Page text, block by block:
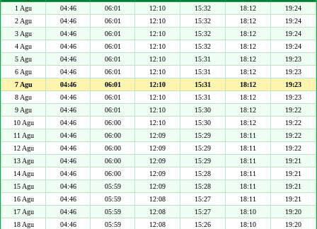
1 Agu
04:46 06:01 12:10 15:32 18:12
19:24
2 Agu
04:46 06:01 12:10 15:32 18:12
19:24
3 Agu
04:46 06:01 12:10 15:32 18:12
19:24
4 Agu
04:46 06:01 12:10 15:32 18:12
19:24
5 Agu
04:46 06:01 12:10 15:31 18:12
19:23
6 Agu
04:46 06:01 12:10 15:31 18:12
19:23
7 Agu
04:46 06:01 12:10 15:31 18:12
19:23
8 Agu
04:46 06:01 12:10 15:31 18:12
19:23
9 Agu
04:46 06:01 12:10 15:30 18:12
19:22
10 Agu
04:46 06:00 12:10 15:30 18:12
19:22
11 Agu
04:46 06:00 12:09 15:29 18:11
19:22
12 Agu
04:46 06:00 12:09 15:29 18:11
19:22
13 Agu
04:46 06:00 12:09 15:29 18:11
19:21
14 Agu
04:46 06:00 12:09 15:28 18:11
19:21
15 Agu
04:46 05:59 12:09 15:28 18:11
19:21
16 Agu
04:46 05:59 12:08 15:27 18:11
19:21
17 Agu
04:46 05:59 12:08 15:27 18:10
19:20
18 Agu
04:46 05:59 12:08 15:26 18:10
19:20